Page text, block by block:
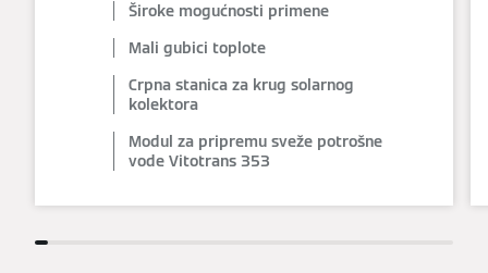
Široke mogućnosti primene
Mali gubici toplote
Crpna stanica za krug solarnog
kolektora
Modul za pripremu sveže potrošne
vode Vitotrans 353